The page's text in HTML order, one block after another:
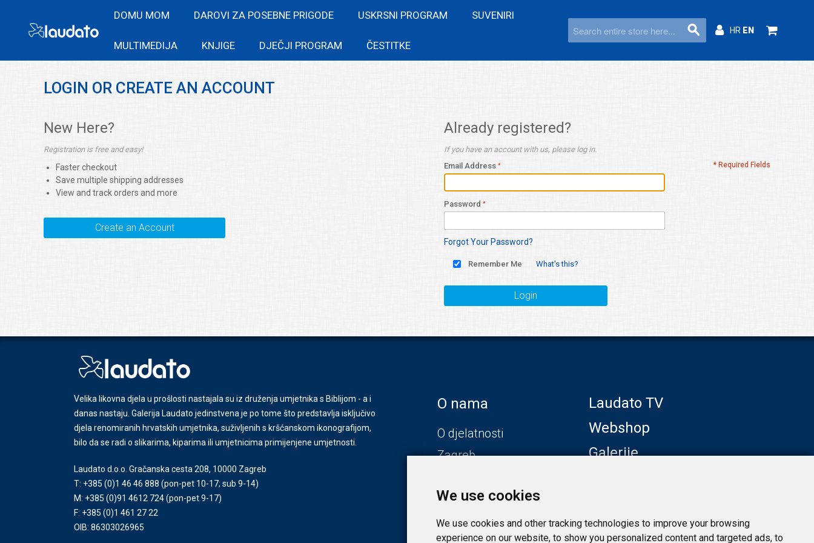
We use cookies
We use cookies and other tracking technologies to improve your browsing
experience on our website, to show you personalized content and targeted ads, to
DOMU MOM DAROVI ZA POSEBNE PRIGODE USKRSNI PROGRAM SUVENIRI
MULTIMEDIJA KNJIGE DJEČJI PROGRAM ČESTITKE
HR EN
LOGIN OR CREATE AN ACCOUNT
New Here?
Registration is free and easy!
Faster checkout
Save multiple shipping addresses
View and track orders and more
Create an Account
Already registered?
If you have an account with us, please log in.
* Required Fields
Email Address
Password
Forgot Your Password?
Remember Me What's this?
Login
Velika likovna djela u prošlosti nastajala su iz druženja umjetnika s Biblijom - a i
danas nastaju. Galerija Laudato jedinstvena je po tome što predstavlja isključivo
djela renomiranih hrvatskih umjetnika, suživljenih s kršćanskom ikonografijom,
bilo da se radi o slikarima, kiparima ili umjetnicima primijenjene umjetnosti.
Laudato d.o.o. Gračanska cesta 208, 10000 Zagreb
T: +385 (0)1 46 46 888 (pon-pet 10-17; sub 9-14)
M: +385 (0)91 4612 724(pon-pet 9-17)
F: +385 (0)1 461 27 22
OIB: 86303026965
O nama
O djelatnosti
Zagreb
Laudato TV
Webshop
Galerije